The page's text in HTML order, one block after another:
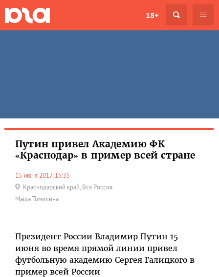
18+
Путин привел Академию ФК
«Краснодар» в пример всей стране
15 июня 2017, 15:35
Краснодарский край, Вся Россия
Маша Томилина
Президент России Владимир Путин 15
июня во время прямой линии привел
футбольную академию Сергея Галицкого в
пример всей России